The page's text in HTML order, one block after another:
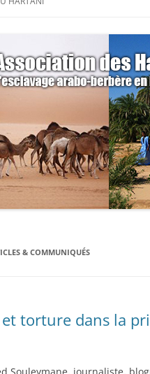
& COMMUNIQUÉS
et torture dans la